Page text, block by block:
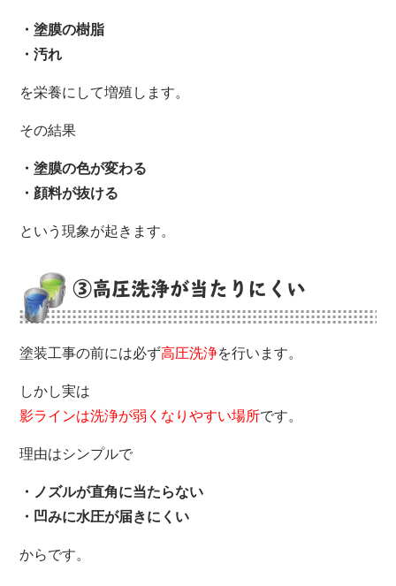
・塗膜の樹脂
・汚れ
を栄養にして増殖します。
その結果
・塗膜の色が変わる
・顔料が抜ける
という現象が起きます。
③高圧洗浄が当たりにくい
塗装工事の前には必ず高圧洗浄を行います。
しかし実は
影ラインは洗浄が弱くなりやすい場所です。
理由はシンプルで
・ノズルが直角に当たらない
・凹みに水圧が届きにくい
からです。